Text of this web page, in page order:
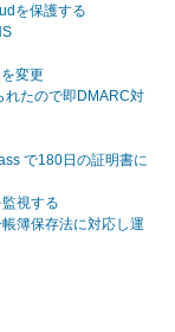
を保護する
変更
れたので即DMARC対
で180日の証明書に
視する
簿保存法に対応し運